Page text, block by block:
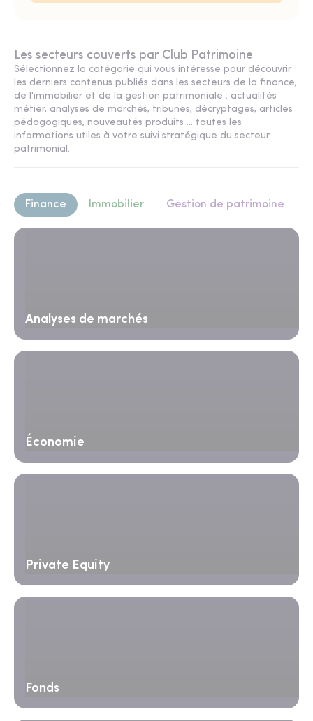
Les secteurs couverts par Club Patrimoine
Sélectionnez la catégorie qui vous intéresse pour découvrir
les derniers contenus publiés dans les secteurs de la finance,
de l'immobilier et de la gestion patrimoniale : actualités
métier, analyses de marchés, tribunes, décryptages, articles
pédagogiques, nouveautés produits ... toutes les
informations utiles à votre suivi stratégique du secteur
patrimonial.
Finance Immobilier Gestion de patrimoine
Analyses de marchés
Économie
Private Equity
Fonds